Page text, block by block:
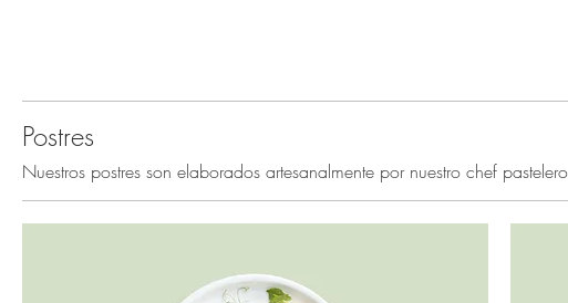
Postres
Nuestros postres son elaborados artesanalmente por nuestro chef pastelero